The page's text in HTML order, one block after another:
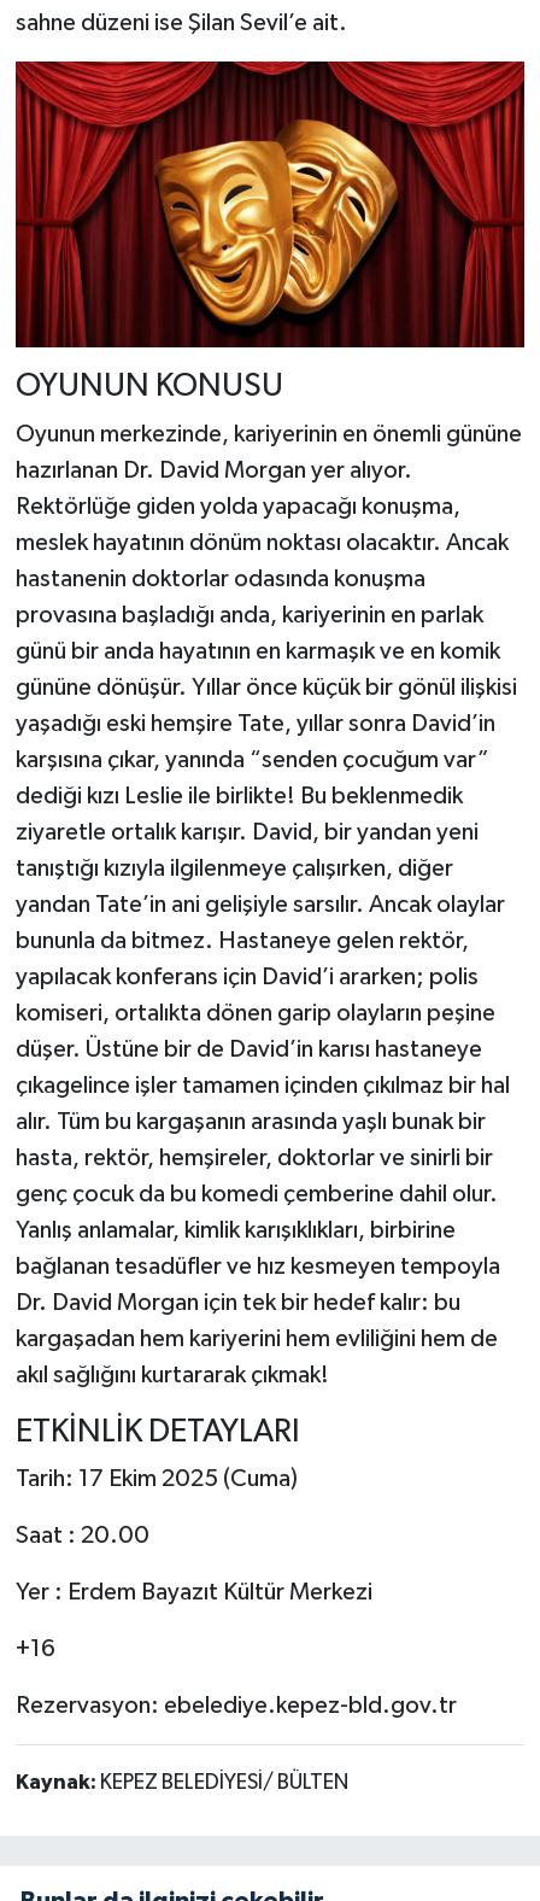
sahne düzeni ise Şilan Sevil’e ait.
OYUNUN KONUSU
Oyunun merkezinde, kariyerinin en önemli gününe
hazırlanan Dr. David Morgan yer alıyor.
Rektörlüğe giden yolda yapacağı konuşma,
meslek hayatının dönüm noktası olacaktır. Ancak
hastanenin doktorlar odasında konuşma
provasına başladığı anda, kariyerinin en parlak
günü bir anda hayatının en karmaşık ve en komik
gününe dönüşür. Yıllar önce küçük bir gönül ilişkisi
yaşadığı eski hemşire Tate, yıllar sonra David’in
karşısına çıkar, yanında “senden çocuğum var”
dediği kızı Leslie ile birlikte! Bu beklenmedik
ziyaretle ortalık karışır. David, bir yandan yeni
tanıştığı kızıyla ilgilenmeye çalışırken, diğer
yandan Tate’in ani gelişiyle sarsılır. Ancak olaylar
bununla da bitmez. Hastaneye gelen rektör,
yapılacak konferans için David’i ararken; polis
komiseri, ortalıkta dönen garip olayların peşine
düşer. Üstüne bir de David’in karısı hastaneye
çıkagelince işler tamamen içinden çıkılmaz bir hal
alır. Tüm bu kargaşanın arasında yaşlı bunak bir
hasta, rektör, hemşireler, doktorlar ve sinirli bir
genç çocuk da bu komedi çemberine dahil olur.
Yanlış anlamalar, kimlik karışıklıkları, birbirine
bağlanan tesadüfler ve hız kesmeyen tempoyla
Dr. David Morgan için tek bir hedef kalır: bu
kargaşadan hem kariyerini hem evliliğini hem de
akıl sağlığını kurtararak çıkmak!
ETKİNLİK DETAYLARI
Tarih: 17 Ekim 2025 (Cuma)
Saat : 20.00
Yer : Erdem Bayazıt Kültür Merkezi
+16
Rezervasyon: ebelediye.kepez-bld.gov.tr
Kaynak: KEPEZ BELEDİYESİ/ BÜLTEN